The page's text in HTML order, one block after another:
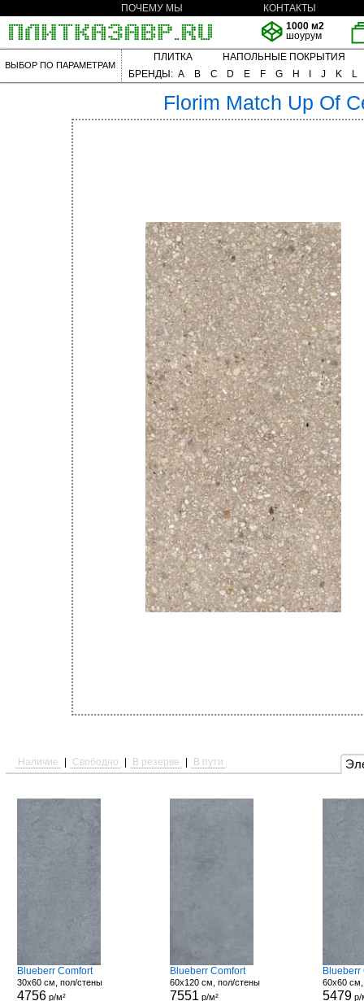
ПОЧЕМУ МЫ
КОНТАКТЫ
1000 м2
шоурум
ВЫБОР ПО ПАРАМЕТРАМ
ПЛИТКА
НАПОЛЬНЫЕ ПОКРЫТИЯ
БРЕНДЫ: A B C D E F G H J K L
Florim Match Up Of
Наличие Свободно В резерве В пути
Blueberr Comfort
30x60 см, пол/стены
4756р/м²
Blueberr Comfort
60x120 см, пол/стены
7551 р/м²
Blueberr
60x60
5479 р/